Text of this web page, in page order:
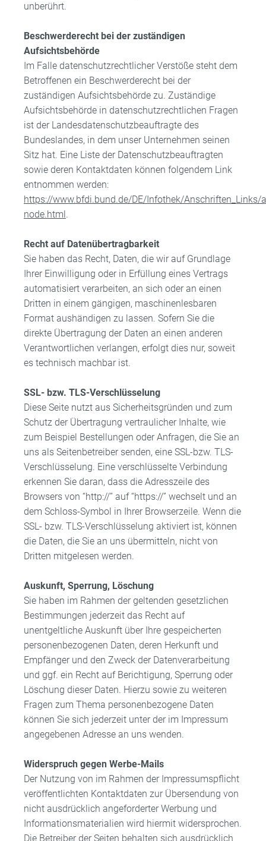
unberührt.
Beschwerderecht bei der zuständigen
Aufsichtsbehörde
Im Falle datenschutzrechtlicher Verstöße steht dem
Betroffenen ein Beschwerderecht bei der
zuständigen Aufsichtsbehörde zu. Zuständige
Aufsichtsbehörde in datenschutzrechtlichen Fragen
ist der Landesdatenschutzbeauftragte des
Bundeslandes, in dem unser Unternehmen seinen
Sitz hat. Eine Liste der Datenschutzbeauftragten
sowie deren Kontaktdaten können folgendem Link
entnommen werden:
https://www.bfdi.bund.de/DE/Infothek/Anschriften_Links/
node.html.
Recht auf Datenübertragbarkeit
Sie haben das Recht, Daten, die wir auf Grundlage
Ihrer Einwilligung oder in Erfüllung eines Vertrags
automatisiert verarbeiten, an sich oder an einen
Dritten in einem gängigen, maschinenlesbaren
Format aushändigen zu lassen. Sofern Sie die
direkte Übertragung der Daten an einen anderen
Verantwortlichen verlangen, erfolgt dies nur, soweit
es technisch machbar ist.
SSL- bzw. TLS-Verschlüsselung
Diese Seite nutzt aus Sicherheitsgründen und zum
Schutz der Übertragung vertraulicher Inhalte, wie
zum Beispiel Bestellungen oder Anfragen, die Sie an
uns als Seitenbetreiber senden, eine SSL-bzw. TLS-
Verschlüsselung. Eine verschlüsselte Verbindung
erkennen Sie daran, dass die Adresszeile des
Browsers von “http://” auf “https://” wechselt und an
dem Schloss-Symbol in Ihrer Browserzeile. Wenn die
SSL- bzw. TLS-Verschlüsselung aktiviert ist, können
die Daten, die Sie an uns übermitteln, nicht von
Dritten mitgelesen werden.
Auskunft, Sperrung, Löschung
Sie haben im Rahmen der geltenden gesetzlichen
Bestimmungen jederzeit das Recht auf
unentgeltliche Auskunft über Ihre gespeicherten
personenbezogenen Daten, deren Herkunft und
Empfänger und den Zweck der Datenverarbeitung
und ggf. ein Recht auf Berichtigung, Sperrung oder
Löschung dieser Daten. Hierzu sowie zu weiteren
Fragen zum Thema personenbezogene Daten
können Sie sich jederzeit unter der im Impressum
angegebenen Adresse an uns wenden.
Widerspruch gegen Werbe-Mails
Der Nutzung von im Rahmen der Impressumspflicht
veröffentlichten Kontaktdaten zur Übersendung von
nicht ausdrücklich angeforderter Werbung und
Informationsmaterialien wird hiermit widersprochen.
Die Betreiber der Seiten behalten sich ausdrücklich